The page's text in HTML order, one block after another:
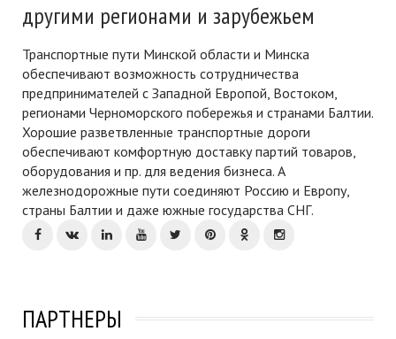
другими регионами и зарубежьем
Транспортные пути Минской области и Минска
обеспечивают возможность сотрудничества
предпринимателей с Западной Европой, Востоком,
регионами Черноморского побережья и странами Балтии.
Хорошие разветвленные транспортные дороги
обеспечивают комфортную доставку партий товаров,
оборудования и пр. для ведения бизнеса. А
железнодорожные пути соединяют Россию и Европу,
страны Балтии и даже южные государства СНГ.
ПАРТНЕРЫ